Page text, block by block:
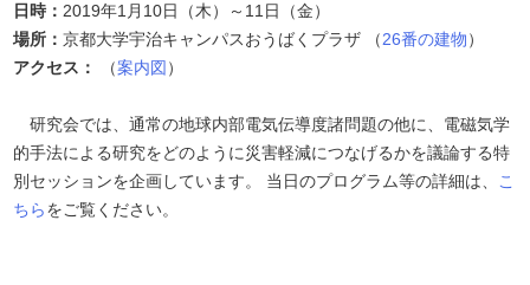
日時： 2019年1月10日（木）～11日（金）
場所：京都大学宇治キャンパスおうばくプラザ （26番の建物）
アクセス：
（案内図 ）
研究会では、通常の地球内部電気伝導度諸問題の他に、電磁気学
的手法による研究をどのように災害軽減につなげるかを議論する特
別セッションを企画しています。 当日のプログラム等の詳細は、
こ
ちらをご覧ください。